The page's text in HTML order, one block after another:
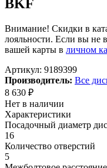
BKF
Внимание! Скидки в
лояльности. Если вы не
вашей карты в личном
Артикул: 9189399
Производитель: Все
8 630 ₽
Нет в наличии
Характеристики
Посадочный диаметр
16
Количество отверстий
5